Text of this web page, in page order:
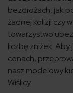
bezdrożach, jak
żadnej kolizji czy
towarzystwo
liczbę zniżek.
cenach,
nasz modelowy
Wiślicy.